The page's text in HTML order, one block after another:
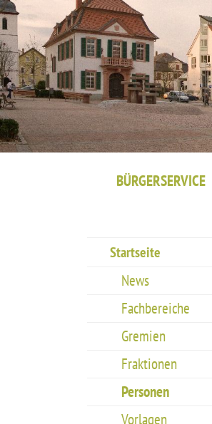
BÜRGERSERVICE
Startseite
News
Fachbereiche
Gremien
Fraktionen
Personen
Vorlagen